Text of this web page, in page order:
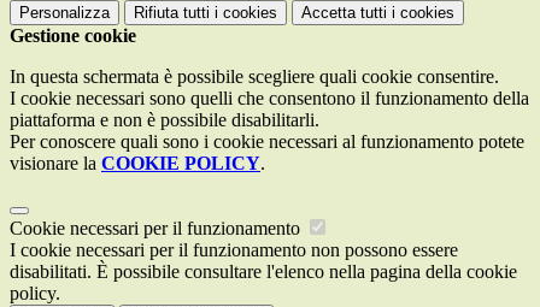
Personalizza Rifiuta tutti i cookies Accetta tutti i cookies
Gestione cookie
In questa schermata è possibile scegliere quali cookie consentire.
I cookie necessari sono quelli che consentono il funzionamento della
piattaforma e non è possibile disabilitarli.
Per conoscere quali sono i cookie necessari al funzionamento potete
visionare la COOKIE POLICY.
Cookie necessari per il funzionamento
I cookie necessari per il funzionamento non possono essere
disabilitati. È possibile consultare l'elenco nella pagina della cookie
policy.